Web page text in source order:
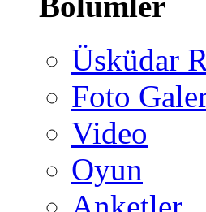
Üsküdar
Foto
Video
Oyun